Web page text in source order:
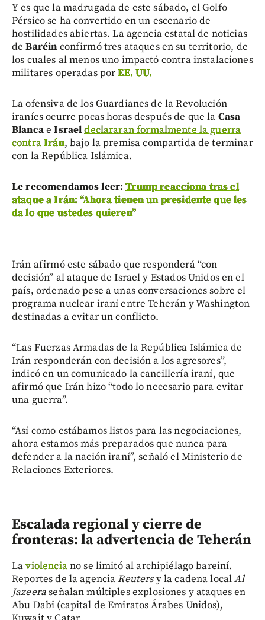
Y es que la madrugada de este sábado, el Golfo
Pérsico se ha convertido en un escenario de
hostilidades abiertas. La agencia estatal de noticias
deBaréin confirmó tres ataques en su territorio, de
los cuales al menos uno impactó contra instalaciones
militares operadas porEE. UU.
La ofensiva de los Guardianes de la Revolución
iraníes ocurre pocas horas después de que la Casa
BlancaeIsrael declararan formalmente la guerra
contraIrán, bajo la premisa compartida de terminar
con la República Islámica.
Le recomendamos leer:Trump reacciona tras el
ataque a Irán: “Ahora tienen un presidente que les
da lo que ustedes quieren”
Irán afirmó este sábado que responderá “con
decisión” al ataque de Israel y Estados Unidos en el
país, ordenado pese a unas conversaciones sobre el
programa nuclear iraní entre Teherán y Washington
destinadas a evitar un conflicto.
“Las Fuerzas Armadas de la República Islámica de
Irán responderán con decisión a los agresores”,
indicó en un comunicado la cancillería iraní, que
afirmó que Irán hizo “todo lo necesario para evitar
una guerra”.
“Así como estábamos listos para las negociaciones,
ahora estamos más preparados que nunca para
defender a la nación iraní”, señaló el Ministerio de
Relaciones Exteriores.
Escalada regional y cierre de
fronteras: la advertencia de Teherán
Laviolenciano se limitó al archipiélago bareiní.
Reportes de la agenciaReutersy la cadena localAl
Jazeeraseñalan múltiples explosiones y ataques en
Abu Dabi (capital de Emiratos Árabes Unidos),